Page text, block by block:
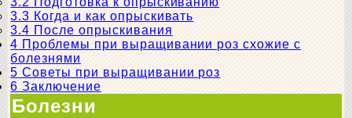
3.3 Когда и как опрыскивать
3.4 После опрыскивания
4 Проблемы при выращивании роз схожие с
болезнями
5 Советы при выращивании роз
6 Заключение
Болезни